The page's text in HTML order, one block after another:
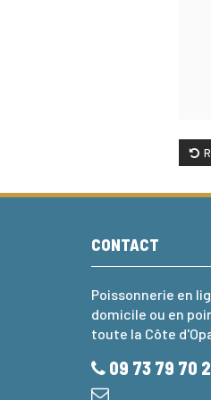
CONTACT
Poissonnerie en
domicile ou en
toute la Côte
09 73 79 70